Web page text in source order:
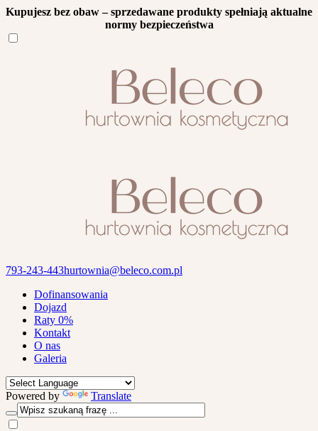
Kupujesz bez obaw – sprzedawane produkty spełniają aktualne
normy bezpieczeństwa
793-243-443hurtownia@beleco.com.pl
Dofinansowania
Dojazd
Raty 0%
Kontakt
O nas
Galeria
Powered by Translate